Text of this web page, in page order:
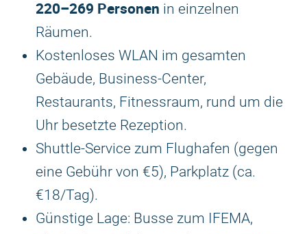
220–269 Personen in einzelnen
Räumen.
Kostenloses WLAN im gesamten
Gebäude, Business-Center,
Restaurants, Fitnessraum, rund um die
Uhr besetzte Rezeption.
Shuttle-Service zum Flughafen (gegen
eine Gebühr von €5), Parkplatz (ca.
€18/Tag).
Günstige Lage: Busse zum IFEMA,